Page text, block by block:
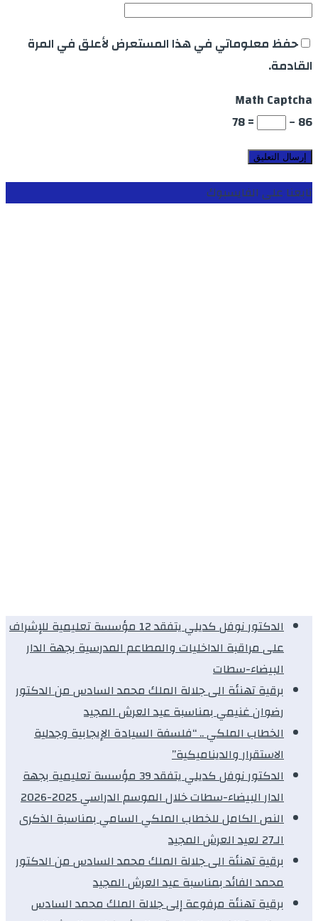
حفظ معلوماتي في هذا المستعرض لأعلق في المرة
القادمة.
Math Captcha
86 −
= 78
تابعنا على الفايسبوك
الدكتور نوفل كديلي يتفقد 12 مؤسسة تعليمية للإشراف
على مراقبة الداخليات والمطاعم المدرسية بجهة الدار
البيضاء-سطات
برقية تهنئة الى جلالة الملك محمد السادس من الدكتور
رضوان غنيمي بمناسبة عيد العرش المجيد
الخطاب الملكي .. “فلسفة السيادة الإيجابية وجدلية
الاستقرار والديناميكية”
الدكتور نوفل كديلي يتفقد 39 مؤسسة تعليمية بجهة
الدار البيضاء-سطات خلال الموسم الدراسي 2025-2026
النص الكامل للخطاب الملكي السامي بمناسبة الذكرى
الـ27 لعيد العرش المجيد
برقية تهنئة الى جلالة الملك محمد السادس من الدكتور
محمد الفائد بمناسبة عيد العرش المجيد
برقية تهنئة مرفوعة إلى جلالة الملك محمد السادس